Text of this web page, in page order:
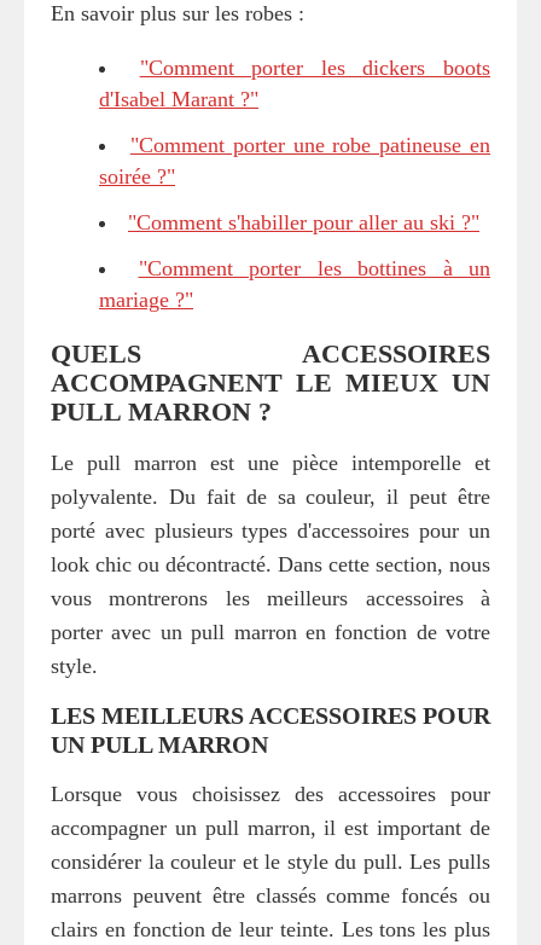
En savoir plus sur les robes :
"Comment porter les dickers boots
d'Isabel Marant ?"
"Comment porter une robe patineuse en
soirée ?"
"Comment s'habiller pour aller au ski ?"
"Comment porter les bottines à un
mariage ?"
QUELS ACCESSOIRES
ACCOMPAGNENT LE MIEUX UN
PULL MARRON ?
Le pull marron est une pièce intemporelle et
polyvalente. Du fait de sa couleur, il peut être
porté avec plusieurs types d'accessoires pour un
look chic ou décontracté. Dans cette section, nous
vous montrerons les meilleurs accessoires à
porter avec un pull marron en fonction de votre
style.
LES MEILLEURS ACCESSOIRES POUR
UN PULL MARRON
Lorsque vous choisissez des accessoires pour
accompagner un pull marron, il est important de
considérer la couleur et le style du pull. Les pulls
marrons peuvent être classés comme foncés ou
clairs en fonction de leur teinte. Les tons les plus